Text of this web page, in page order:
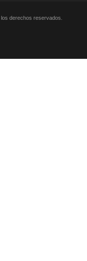
derechos reservados.